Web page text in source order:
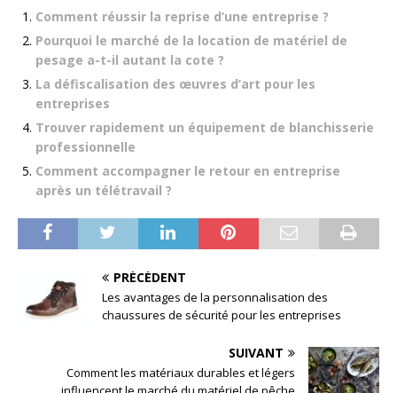
Comment réussir la reprise d’une entreprise ?
Pourquoi le marché de la location de matériel de
pesage a-t-il autant la cote ?
La défiscalisation des œuvres d’art pour les
entreprises
Trouver rapidement un équipement de blanchisserie
professionnelle
Comment accompagner le retour en entreprise
après un télétravail ?
PRÉCÉDENT
Les avantages de la personnalisation des
chaussures de sécurité pour les entreprises
SUIVANT
Comment les matériaux durables et légers